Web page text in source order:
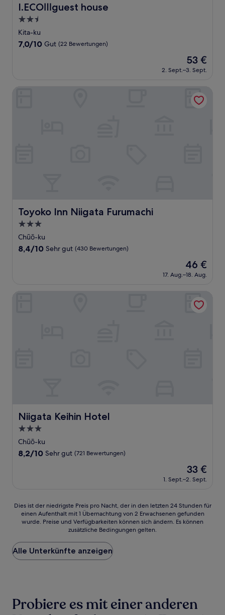
I.ECOⅢguest house
I.ECOⅢguest house
2.5-
Sterne-
Unterkunft
Kita-ku
7.0
Bewertungen)
7,0/10 Gut (22 Bewertungen)
Der
Preis
beträgt
53 €
2. Sept.–3. Sept.
Toyoko Inn Niigata Furumachi
Toyoko Inn Niigata Furumachi
3.0-
Sterne-
Unterkunft
Chūō-ku
8.4
(430
8,4/10 Sehr gut (430 Bewertungen)
Der
Preis
beträgt
46 €
17. Aug.–18. Aug.
Niigata Keihin Hotel
Niigata Keihin Hotel
3.0-
Sterne-
Unterkunft
Chūō-ku
8.2
Bewertungen)
8,2/10 Sehr gut (721 Bewertungen)
Der
Preis
beträgt
33 €
1. Sept.–2. Sept.
Dies
der
Preis
pro
Nacht,
24 Stunden
Dies ist der niedrigste Preis pro Nacht, der in den letzten 24 Stunden für
einen Aufenthalt mit 1 Übernachtung von 2 Erwachsenen gefunden
wurde. Preise und Verfügbarkeiten können sich ändern. Es können
zusätzliche Bedingungen gelten.
Alle Unterkünfte anzeigen
Probiere es mit einer anderen